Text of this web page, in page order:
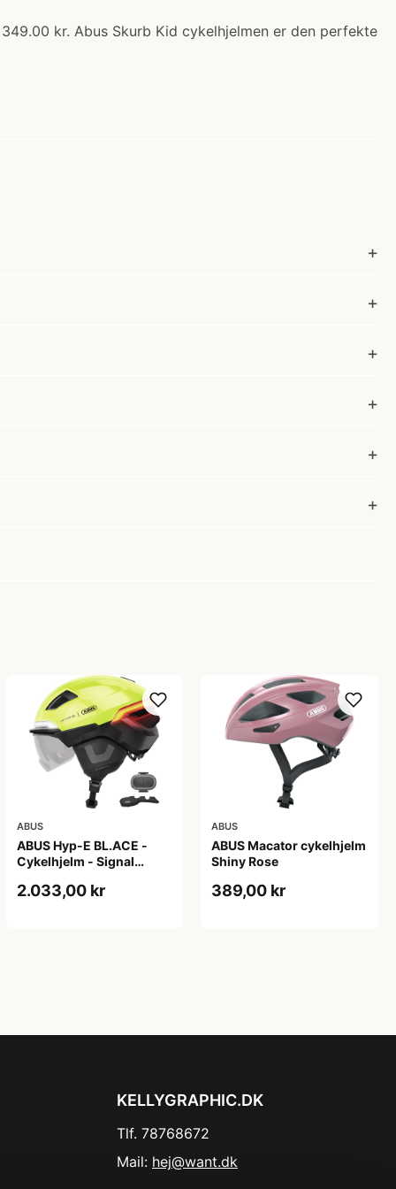
kr. Abus Skurb Kid cykelhjelmen er den perfekte
ABUS
ABUS Hyp-E BL.ACE -
Cykelhjelm - Signal
2.033,00 kr
ABUS
ABUS Macator cykelhjelm
Shiny Rose
389,00 kr
KELLYGRAPHIC.DK
Tlf. 78768672
Mail: hej@want.dk